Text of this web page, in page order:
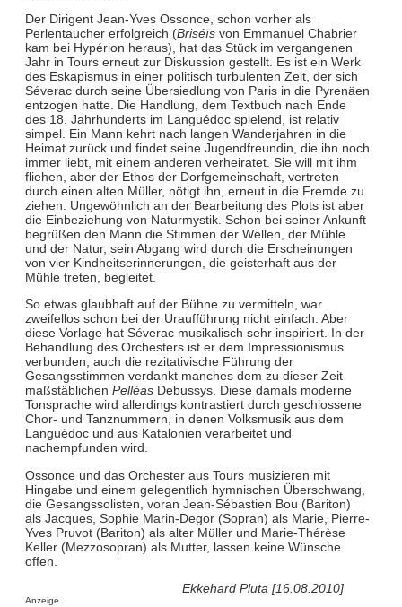
Der Dirigent Jean-Yves Ossonce, schon vorher als
Perlentaucher erfolgreich (Briséïsvon Emmanuel Chabrier
kam bei Hypérion heraus), hat das Stück im vergangenen
Jahr in Tours erneut zur Diskussion gestellt. Es ist ein Werk
des Eskapismus in einer politisch turbulenten Zeit, der sich
Séverac durch seine Übersiedlung von Paris in die Pyrenäen
entzogen hatte. Die Handlung, dem Textbuch nach Ende
des 18. Jahrhunderts im Languédoc spielend, ist relativ
simpel. Ein Mann kehrt nach langen Wanderjahren in die
Heimat zurück und findet seine Jugendfreundin, die ihn noch
immer liebt, mit einem anderen verheiratet. Sie will mit ihm
fliehen, aber der Ethos der Dorfgemeinschaft, vertreten
durch einen alten Müller, nötigt ihn, erneut in die Fremde zu
ziehen. Ungewöhnlich an der Bearbeitung des Plots ist aber
die Einbeziehung von Naturmystik. Schon bei seiner Ankunft
begrüßen den Mann die Stimmen der Wellen, der Mühle
und der Natur, sein Abgang wird durch die Erscheinungen
von vier Kindheitserinnerungen, die geisterhaft aus der
Mühle treten, begleitet.
So etwas glaubhaft auf der Bühne zu vermitteln, war
zweifellos schon bei der Uraufführung nicht einfach. Aber
diese Vorlage hat Séverac musikalisch sehr inspiriert. In der
Behandlung des Orchesters ist er dem Impressionismus
verbunden, auch die rezitativische Führung der
Gesangsstimmen verdankt manches dem zu dieser Zeit
maßstäblichen PelléasDebussys. Diese damals moderne
Tonsprache wird allerdings kontrastiert durch geschlossene
Chor- und Tanznummern, in denen Volksmusik aus dem
Languédoc und aus Katalonien verarbeitet und
nachempfunden wird.
Ossonce und das Orchester aus Tours musizieren mit
Hingabe und einem gelegentlich hymnischen Überschwang,
die Gesangssolisten, voran Jean-Sébastien Bou (Bariton)
als Jacques, Sophie Marin-Degor (Sopran) als Marie, Pierre-
Yves Pruvot (Bariton) als alter Müller und Marie-Thérèse
Keller (Mezzosopran) als Mutter, lassen keine Wünsche
offen.
Ekkehard Pluta [16.08.2010]
Anzeige